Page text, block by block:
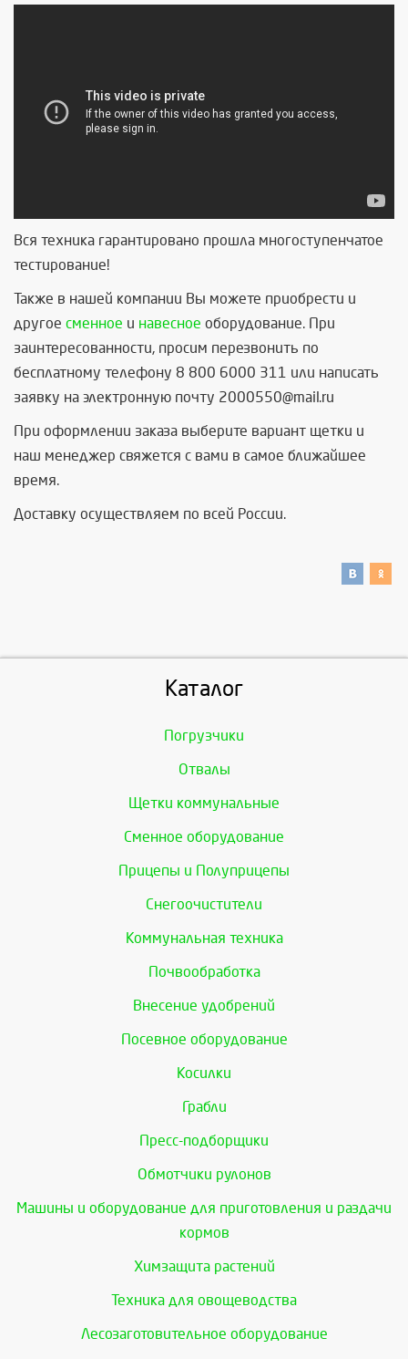
Вся техника гарантировано прошла многоступенчатое
тестирование!
Также в нашей компании Вы можете приобрести и
другое сменное и навесное оборудование. При
заинтересованности, просим перезвонить по
бесплатному телефону 8 800 6000 311 или написать
заявку на электронную почту 2000550@mail.ru
При оформлении заказа выберите вариант щетки и
наш менеджер свяжется с вами в самое ближайшее
время.
Доставку осуществляем по всей России.
Каталог
Погрузчики
Отвалы
Щетки коммунальные
Сменное оборудование
Прицепы и Полуприцепы
Снегоочистители
Коммунальная техника
Почвообработка
Внесение удобрений
Посевное оборудование
Косилки
Грабли
Пресс-подборщики
Обмотчики рулонов
Машины и оборудование для приготовления и раздачи
кормов
Химзащита растений
Техника для овощеводства
Лесозаготовительное оборудование